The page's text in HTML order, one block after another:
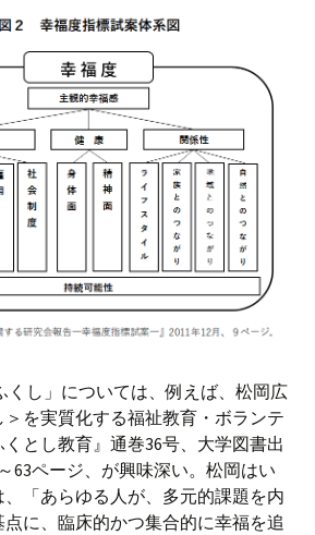
し」については、例えば、松岡広
を実質化する福祉教育・ボランテ
とし教育』通巻36号、大学図書出
63ページ、が興味深い。松岡はい
「あらゆる人が、多元的課題を内
に、臨床的かつ集合的に幸福を追